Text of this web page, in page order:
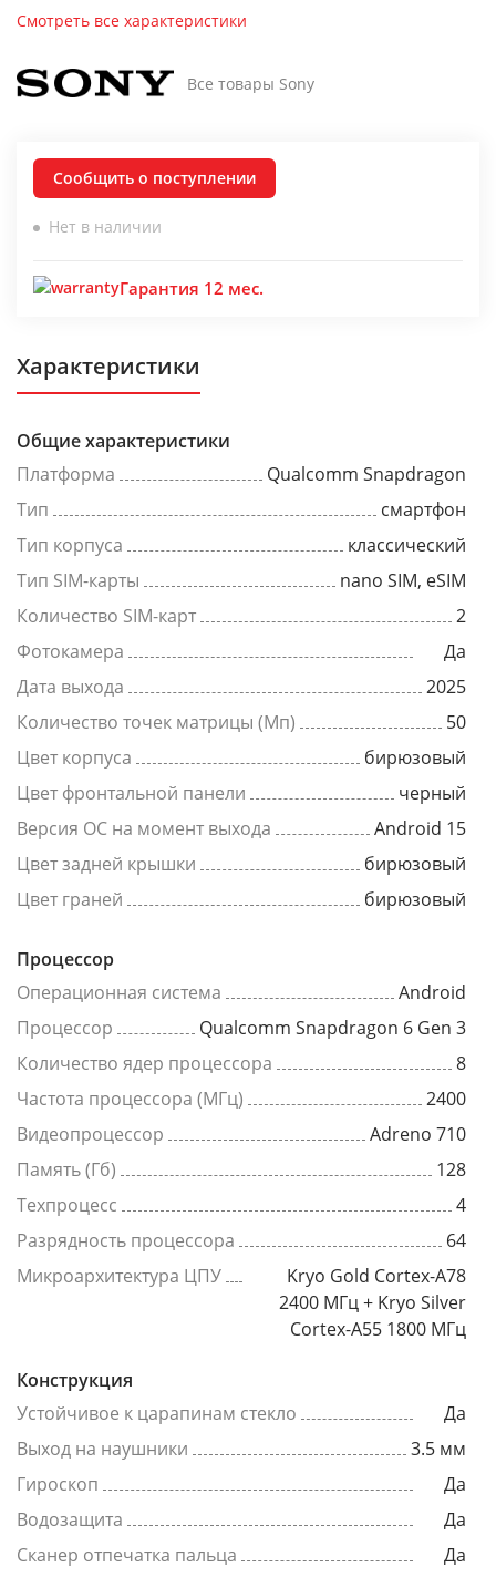
Смотреть все характеристики
Все товары Sony
Сообщить о поступлении
Нет в наличии
Гарантия 12 мес.
Характеристики
Общие характеристики
Платформа
Qualcomm Snapdragon
Тип
смартфон
Тип корпуса
классический
Тип SIM-карты
nano SIM, eSIM
Количество SIM-карт
2
Фотокамера
Да
Дата выхода
2025
Количество точек матрицы (Мп)
50
Цвет корпуса
бирюзовый
Цвет фронтальной панели
черный
Версия ОС на момент выхода
Android 15
Цвет задней крышки
бирюзовый
Цвет граней
бирюзовый
Процессор
Операционная система
Android
Процессор
Qualcomm Snapdragon 6 Gen 3
Количество ядер процессора
8
Частота процессора (МГц)
2400
Видеопроцессор
Adreno 710
Память (Гб)
128
Техпроцесс
4
Разрядность процессора
64
Микроархитектура ЦПУ
Kryo Gold Cortex-A78
2400 МГц + Kryo Silver
Cortex-A55 1800 МГц
Конструкция
Устойчивое к царапинам стекло
Да
Выход на наушники
3.5 мм
Гироскоп
Да
Водозащита
Да
Сканер отпечатка пальца
Да